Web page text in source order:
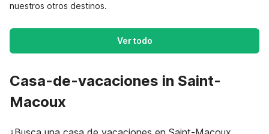
nuestros otros destinos.
Ver todo
Casa-de-vacaciones in Saint-
Macoux